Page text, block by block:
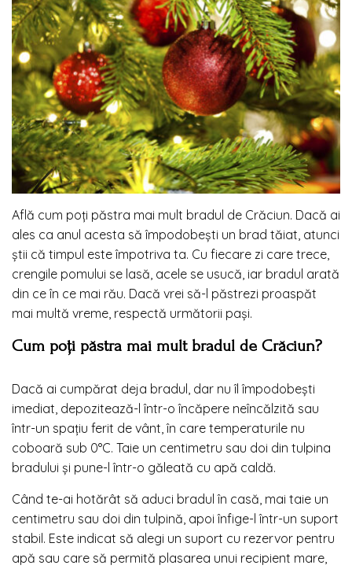
Află cum poți păstra mai mult bradul de Crăciun. Dacă ai
ales ca anul acesta să împodobești un brad tăiat, atunci
știi că timpul este împotriva ta. Cu fiecare zi care trece,
crengile pomului se lasă, acele se usucă, iar bradul arată
din ce în ce mai rău. Dacă vrei să-l păstrezi proaspăt
mai multă vreme, respectă următorii pași.
Cum poți păstra mai mult bradul de Crăciun?
Dacă ai cumpărat deja bradul, dar nu îl împodobești
imediat, depozitează-l într-o încăpere neîncălzită sau
într-un spațiu ferit de vânt, în care temperaturile nu
coboară sub 0°C. Taie un centimetru sau doi din tulpina
bradului și pune-l într-o găleată cu apă caldă.
Când te-ai hotărât să aduci bradul în casă, mai taie un
centimetru sau doi din tulpină, apoi înfige-l într-un suport
stabil. Este indicat să alegi un suport cu rezervor pentru
apă sau care să permită plasarea unui recipient mare,